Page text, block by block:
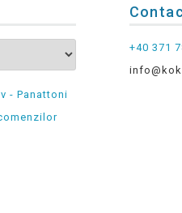
- Panattoni
+40 371